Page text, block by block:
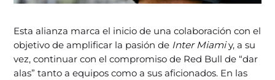
Esta alianza marca el inicio de una colaboración con el
objetivo de amplificar la pasión de Inter Miamiy, a su
vez, continuar con el compromiso de Red Bull de “dar
alas” tanto a equipos como a sus aficionados. En las